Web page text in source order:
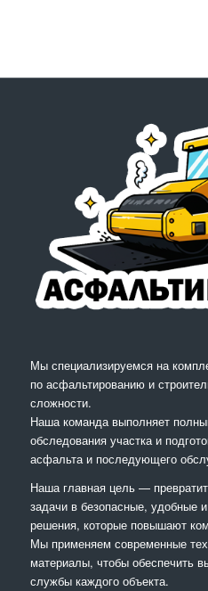
Мы специализируемся на
по асфальтированию и
сложности.
Наша команда выполняет
обследования участка и
асфальта и последующего
Наша главная цель —
задачи в безопасные, удобные
решения, которые повышают
Мы применяем современные
материалы, чтобы обеспечить
службы каждого объекта.